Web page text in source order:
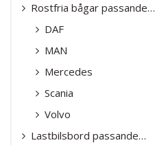
Rostfria bågar passande…
DAF
MAN
Mercedes
Scania
Volvo
Lastbilsbord passande…